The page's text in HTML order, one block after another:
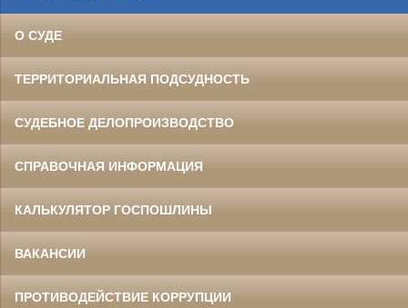
О СУДЕ
ТЕРРИТОРИАЛЬНАЯ ПОДСУДНОСТЬ
СУДЕБНОЕ ДЕЛОПРОИЗВОДСТВО
СПРАВОЧНАЯ ИНФОРМАЦИЯ
КАЛЬКУЛЯТОР ГОСПОШЛИНЫ
ВАКАНСИИ
ПРОТИВОДЕЙСТВИЕ КОРРУПЦИИ